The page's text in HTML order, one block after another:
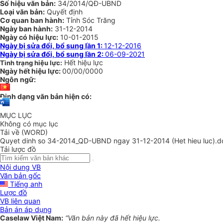
Số hiệu văn bản: 34/2014/QĐ-UBND
Loại văn bản: Quyết định
Cơ quan ban hành: Tỉnh Sóc Trăng
Ngày ban hành: 31-12-2014
Ngày có hiệu lực: 10-01-2015
Ngày bị sửa đổi, bổ sung lần 1:12-12-2016
Ngày bị sửa đổi, bổ sung lần 2:06-09-2021
Tình trạng hiệu lực: Hết hiệu lực
Ngày hết hiệu lực:00/00/0000
Ngôn ngữ:
Định dạng văn bản hiện có:
MỤC LỤC
Không có mục lục
Tải về (WORD)
Quyet dinh so 34-2014_QD-UBND ngay 31-12-2014 (Het hieu
Tải lược đồ
Nội dung VB
Văn bản gốc
Tiếng anh
Lược đồ
VB liên quan
Bản án áp dụng
Caselaw Việt Nam: “Văn bản này đã hết hiệu lực.